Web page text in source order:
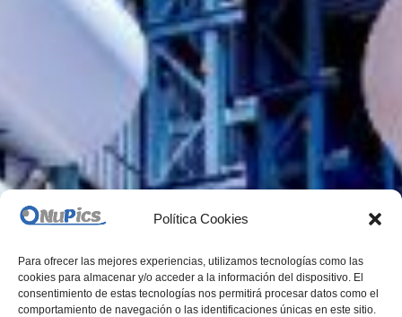
Política Cookies
Para ofrecer las mejores experiencias, utilizamos tecnologías como las
cookies para almacenar y/o acceder a la información del dispositivo. El
consentimiento de estas tecnologías nos permitirá procesar datos como el
comportamiento de navegación o las identificaciones únicas en este sitio.